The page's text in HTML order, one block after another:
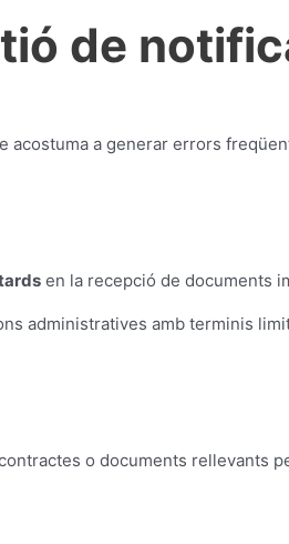
de
acostuma a generar errors
en la recepció de documents
administratives amb terminis
o documents rellevants